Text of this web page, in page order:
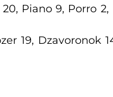
Piano 9, Porro
19, Dzavoronok